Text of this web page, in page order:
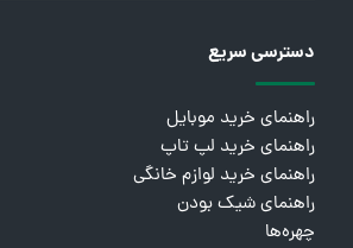
دسترسی سریع
راهنمای خرید موبایل
راهنمای خرید لپ تاپ
راهنمای خرید لوازم خانگی
راهنمای شیک بودن
چهره‌ها